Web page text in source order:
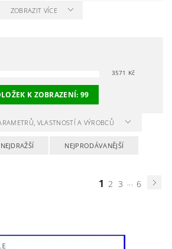
ZOBRAZIT VÍCE
3571 Kč
K ZOBRAZENÍ:99
VLASTNOSTÍ A VÝROBCŮ
NEJDRAŽŠÍ NEJPRODÁVANĚJŠÍ
1 2 3 ... 6